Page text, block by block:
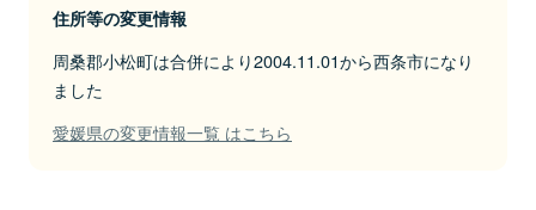
住所等の変更情報
周桑郡小松町は合併により2004.11.01から西条市になり
ました
愛媛県の変更情報一覧 はこちら